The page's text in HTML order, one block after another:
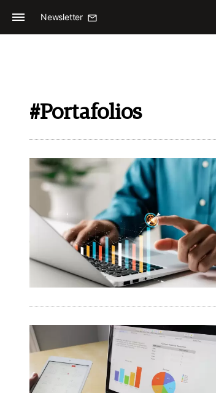
Newsletter
#Portafolios